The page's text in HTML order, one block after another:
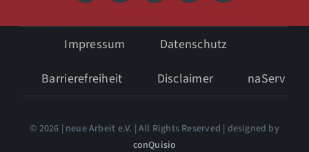
Impressum
Datenschutz
Barrierefreiheit
Disclaimer naServ
© 2026 | neue Arbeit e.V. | All Rights Reserved | designed by
conQuisio